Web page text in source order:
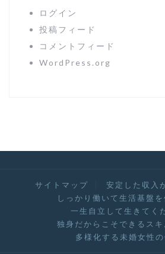
ログイン
投稿フィード
コメントフィード
WordPress.org
サイトマップ
安定した収入
しっかり働いて生活基盤を
一生自立して生きてく
独身だからこそできるス
多様化する未婚女性